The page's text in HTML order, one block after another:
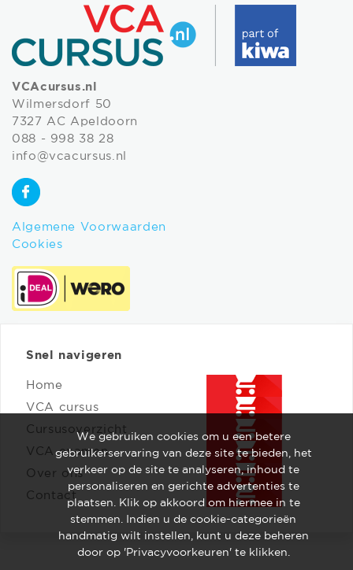
VCAcursus.nl
Wilmersdorf 50
7327 AC Apeldoorn
088 - 998 38 28
info@vcacursus.nl
Algemene Voorwaarden
Cookies
Snel navigeren
Home
VCA cursus
Cursusoverzicht
VCA examen
Over ons
Contact
We gebruiken cookies om u een betere
gebruikerservaring van deze site te bieden, het
verkeer op de site te analyseren, inhoud te
personaliseren en gerichte advertenties te
plaatsen. Klik op akkoord om hiermee in te
stemmen. Indien u de cookie-categorieën
handmatig wilt instellen, kunt u deze beheren
door op 'Privacyvoorkeuren' te klikken.